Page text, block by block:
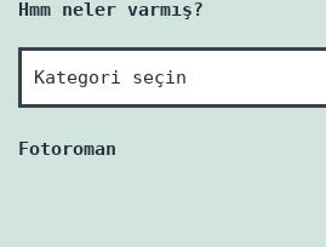
Hmm neler varmış?
Hmm
neler
varmış?
Fotoroman